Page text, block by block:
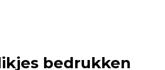
bedrukken